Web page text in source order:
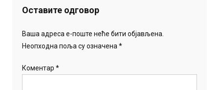
Оставите одговор
Ваша адреса е-поште неће бити објављена.
Неопходна поља су означена*
Коментар*